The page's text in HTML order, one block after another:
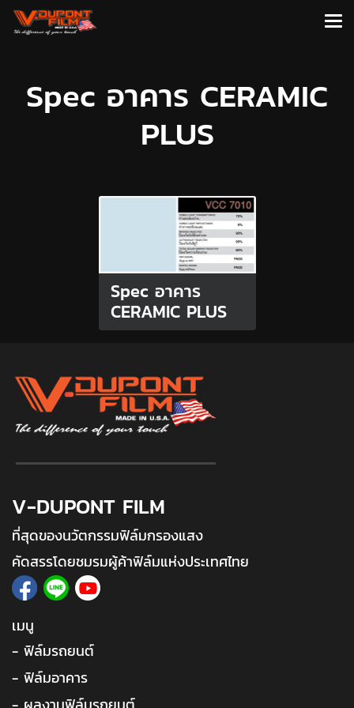
Spec อาคาร CERAMIC
PLUS
Spec อาคาร
CERAMIC PLUS
V-DUPONT FILM
ที่สุดของนวัตกรรมฟิล์มกรองแสง
คัดสรรโดยชมรมผู้ค้าฟิล์มแห่งประเทศไทย
เมนู
- ฟิล์มรถยนต์
- ฟิล์มอาคาร